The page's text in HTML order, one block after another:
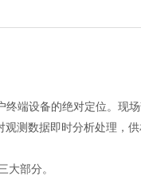
端设备的绝对定位。现
测数据即时分析处理，
部分。